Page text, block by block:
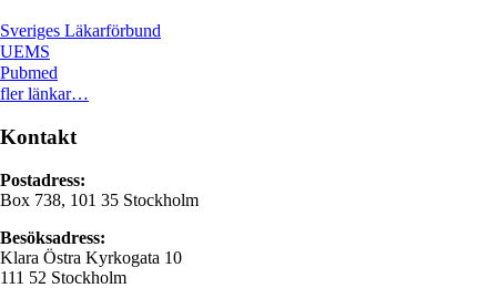
Sveriges Läkarförbund
UEMS
Pubmed
fler länkar…
Kontakt
Postadress:
Box 738, 101 35 Stockholm
Besöksadress:
Klara Östra Kyrkogata 10
111 52 Stockholm